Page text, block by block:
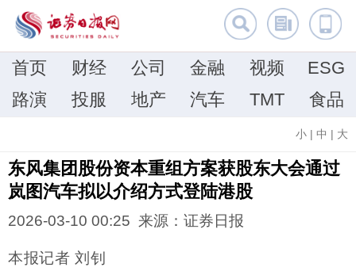
首页 财经 公司 金融 视频
ESG
路演
投服 地产 汽车 TMT 食品
小 | 中 | 大
东风集团股份资本重组方案获股东大会通过
岚图汽车拟以介绍方式登陆港股
2026-03-10 00:25 来源：证券日报
本报记者 刘钊